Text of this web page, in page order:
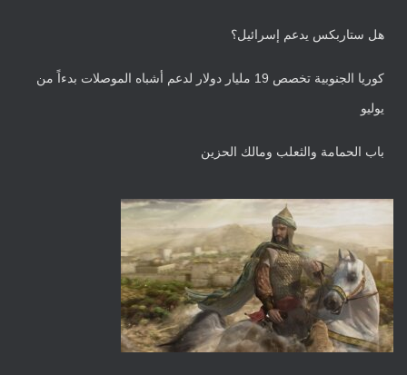
هل ستاربكس يدعم إسرائيل؟
كوريا الجنوبية تخصص 19 مليار دولار لدعم أشباه الموصلات بدءاً من
يوليو
باب الحمامة والثعلب ومالك الحزين